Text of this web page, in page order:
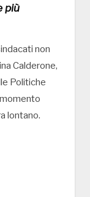
più
non
Calderone,
Politiche
lontano.